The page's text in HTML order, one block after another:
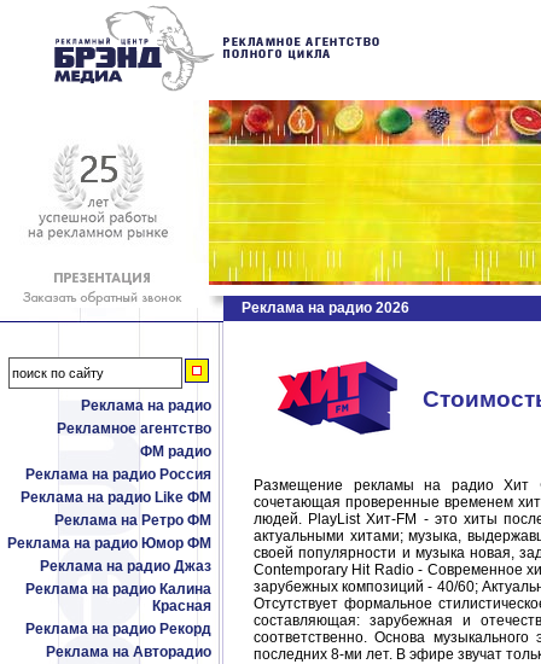
Реклама на радио
Рекламное агентство
ФМ радио
Реклама на радио Россия
Реклама на радио Like ФМ
Реклама на Ретро ФМ
Реклама на радио Юмор ФМ
Реклама на радио Джаз
Реклама на радио Калина
Красная
Реклама на радио Рекорд
Реклама на Авторадио
Реклама на радио 2026
Размещение рекламы на радио Хит
сочетающая проверенные временем
людей. PlayList Хит-FM - это хиты
актуальными хитами; музыка,
своей популярности и музыка новая,
Contemporary Hit Radio - Современное
зарубежных композиций - 40/60;
Отсутствует формальное
составляющая: зарубежная и
соответственно. Основа
последних 8-ми лет. В эфире звучат